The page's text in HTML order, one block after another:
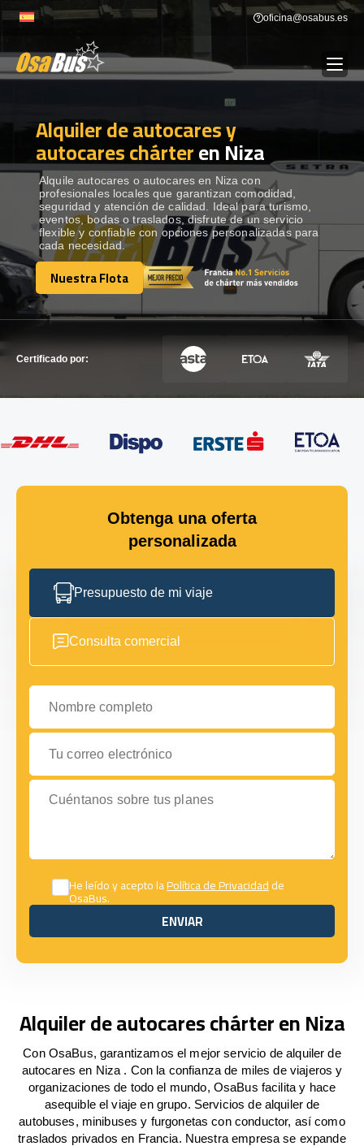
to
oficina@osabus.es
ALQUILER DE AUTOCARES
DESTINOS Show dropdown
RECORRIDAS Show dropdown
FLOTA
Alquiler de autocares y
autocares chárteren Niza
Alquile autocares o autocares en Niza con
profesionales locales que garantizan comodidad,
seguridad y atención de calidad. Ideal para turismo,
eventos, bodas o traslados, disfrute de un servicio
flexible y confiable con opciones personalizadas para
cada necesidad.
Nuestra Flota
Nuestra Flota
Certificado por:
Obtenga una oferta
personalizada
Presupuesto de mi viaje
Consulta comercial
Nombre completo
Tu correo electrónico
Cuéntanos sobre tus planes
He leído y acepto laPolítica de Privacidadde
OsaBus.
ENVIAR
ENVIAR
Alquiler de autocares chárter en Niza
Con OsaBus, garantizamos el mejor servicio de alquiler de
autocares en Niza . Con la confianza de miles de viajeros y
organizaciones de todo el mundo, OsaBus facilita y hace
asequible el viaje en grupo. Servicios de alquiler de
autobuses, minibuses y furgonetas con conductor, así como
traslados privados en Francia. Nuestra empresa se expande